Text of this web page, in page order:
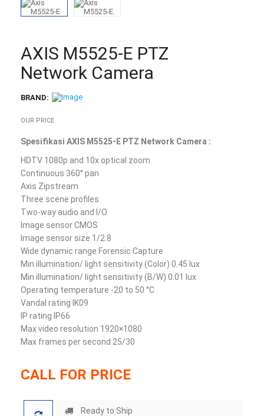
AXIS M5525-E PTZ
Network Camera
BRAND:
OUR PRICE
Spesifikasi AXIS M5525-E PTZ Network Camera :
HDTV 1080p and 10x optical zoom
Continuous 360° pan
Axis Zipstream
Three scene profiles
Two-way audio and I/O
Image sensor CMOS
Image sensor size 1/2.8
Wide dynamic range Forensic Capture
Min illumination/ light sensitivity (Color) 0.45 lux
Min illumination/ light sensitivity (B/W) 0.01 lux
Operating temperature -20 to 50 °C
Vandal rating IK09
IP rating IP66
Max video resolution 1920×1080
Max frames per second 25/30
CALL FOR PRICE
Ready to Ship